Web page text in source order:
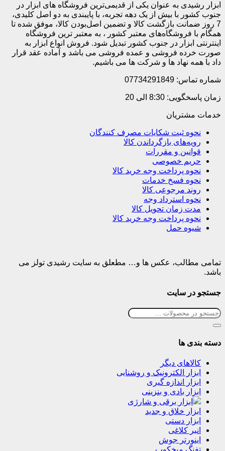
ابزار رشیدی به عنوان یکی از قدیمی‌ترین فروشگاه های ابزار در
جنوب کشور با بیش از یک دهه تجربه، با پایبندی به دو اصل کلیدی،
7 روز ضمانت بازگشت کالا و تضمین اصل‌بودن کالا، موفق شده تا
همگام با فروشگاه‌های معتبر کشور ، به معتبر ترین فروشگاه
اینترنتی ابزار در جنوب کشور تبدیل شود. فروش انواع ابزار به
صورت خرده فروشی و عمده فروشی می باشد و آماده عقد قرار
داد با همه نهاد ها و شرکت ها می باشیم.
شماره تماس: 07734291849
زمان پاسخگویی: 8:30 الی 20
خدمات مشتریان
نحوه ثبت شکایات مصرف کنندگان
رویه‌های بازگرداندن کالا
قوانین و مقررات
حریم خصوصی
نحوه پرداخت وجه خرید کالا
نحوه فسخ خدمات
روند مرجوعی کالا
نحوه استرداد وجه
مدت زمان تحویل کالا
نحوه پرداخت وجه خرید کالا
شیوه حمل
تمامی مطالب، عکس ها و… مطعلق به سایت رشیدی تولز می
باشد.
جستجو در سایت
دسته بندی ها
کالاهای دیگر
ابزار الکترونیک و روشنایی
ابزار اندازه گیری
ابزار بادی و بنزینی
ابزار برقی و شارژی
ابزار خلاق و جدید
ابزار دستی
انبر کلاغی
اینورتر جوش